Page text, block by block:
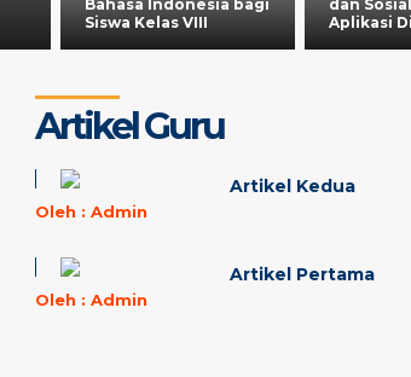
Bahasa Indonesia bagi
Siswa Kelas VIII
dan
Aplikasi
Artikel Guru
Artikel Kedua
Oleh : Admin
Artikel Pertama
Oleh : Admin
ing madya mangun